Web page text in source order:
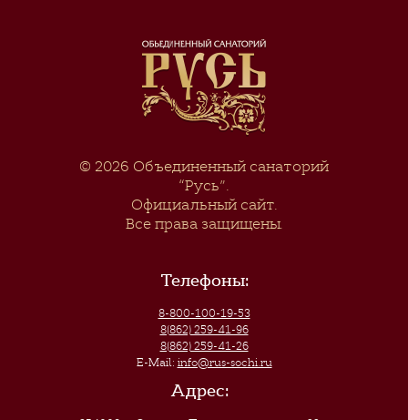
© 2026 Объединенный санаторий
“Русь”.
Официальный сайт.
Все права защищены.
Телефоны:
8-800-100-19-53
8(862) 259-41-96
8(862) 259-41-26
E-Mail: info@rus-sochi.ru
Адрес: